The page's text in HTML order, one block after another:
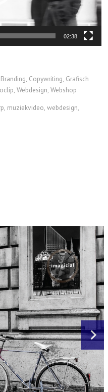
02:38
Copywriting, Grafisch
Webdesign, Webshop
, muziekvideo, webdesign,